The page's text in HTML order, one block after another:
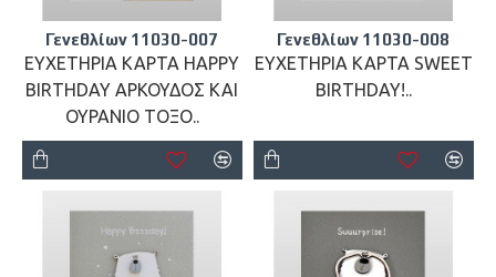
Γενεθλίων 11030-007
ΕΥΧΕΤΗΡΙΑ ΚΑΡΤΑ HAPPY
BIRTHDAY ΑΡΚΟΥΔΟΣ ΚΑΙ
ΟΥΡΑΝΙΟ ΤΟΞΟ..
Γενεθλίων 11030-008
ΕΥΧΕΤΗΡΙΑ ΚΑΡΤΑ SWEET
BIRTHDAY!..